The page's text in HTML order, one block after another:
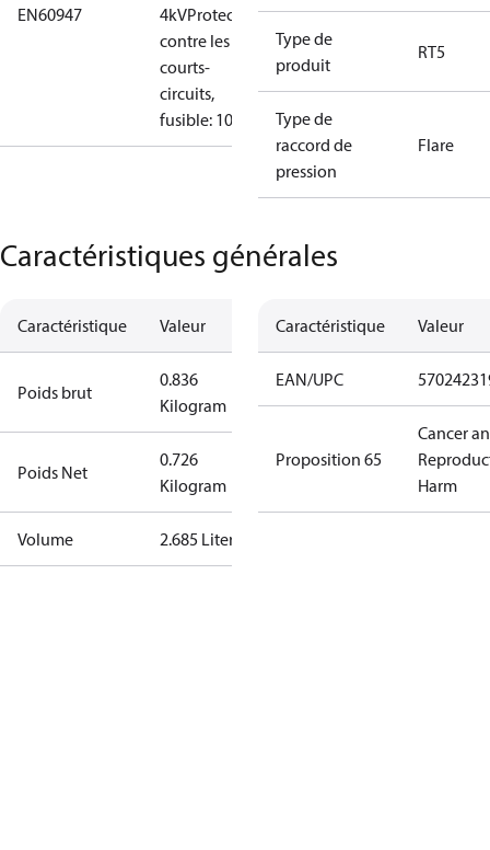
EN60947
4kVProtection
contre les
courts-
circuits,
fusible: 10A
Type de
produit
RT5
Type de
raccord de
pression
Flare
Caractéristiques générales
Caractéristique Valeur
Poids brut
0.836
Kilogram
Poids Net
0.726
Kilogram
Volume 2.685 Liter
Caractéristique Valeur
EAN/UPC
Proposition 65
Cancer
Harm